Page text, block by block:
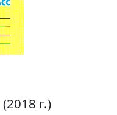
(2018 г.)